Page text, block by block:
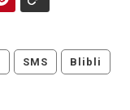
SMS Blibli